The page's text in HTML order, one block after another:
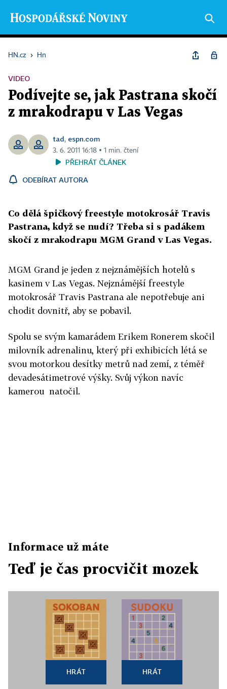
HN.cz › Hn
VIDEO
Podívejte se, jak Pastrana skočí
z mrakodrapu v Las Vegas
tad, espn.com
3. 6. 2011 16:18 ▪ 1 min. čtení
PŘEHRÁT ČLÁNEK
ODEBÍRAT AUTORA
Co dělá špičkový freestyle motokrosář Travis
Pastrana, když se nudí? Třeba si s padákem
skočí z mrakodrapu MGM Grand v Las Vegas.
MGM Grand je jeden z nejznámějších hotelů s
kasinem v Las Vegas. Nejznámější freestyle
motokrosář Travis Pastrana ale nepotřebuje ani
chodit dovnitř, aby se pobavil.
Spolu se svým kamarádem Erikem Ronerem skočil
milovník adrenalinu, který při exhibicích létá se
svou motorkou desítky metrů nad zemí, z téměř
devadesátimetrové výšky. Svůj výkon navíc
kamerou natočil.
Informace už máte
Teď je čas procvičit mozek
HRÁT HRÁT